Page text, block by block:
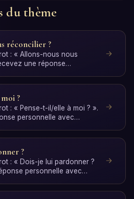
du thème
réconcilier ?
: « Allons-nous nous
une réponse
?
: « Pense-t-il/elle à moi ? ».
personnelle avec
?
: « Dois-je lui pardonner ?
personnelle avec